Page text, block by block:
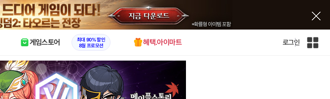
X
게임스토어
최대 90% 할인
8월 프로모션
혜택.아이마트 로그인
인